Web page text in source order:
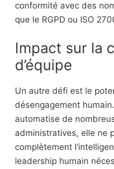
conformité avec des
que le RGPD ou ISO
Impact sur la
d’équipe
Un autre défi est le
désengagement humain.
automatise de
administratives, elle ne
complètement
leadership humain